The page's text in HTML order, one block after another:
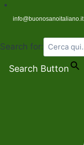
info@buonosanoitaliano.it
Search for:
Search Button